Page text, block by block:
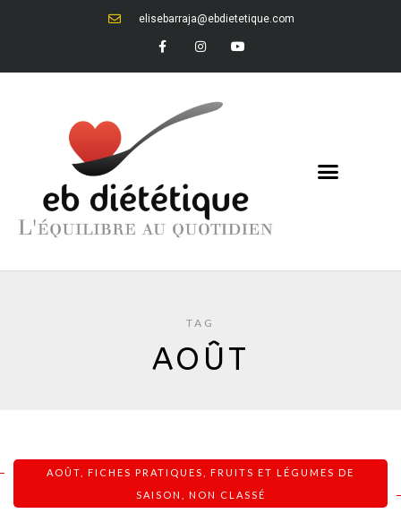
elisebarraja@ebdietetique.com
TAG
AOÛT
AOÛT FICHES PRATIQUES
FRUITS ET LÉGUMES DE
SAISON
NON CLASSÉ